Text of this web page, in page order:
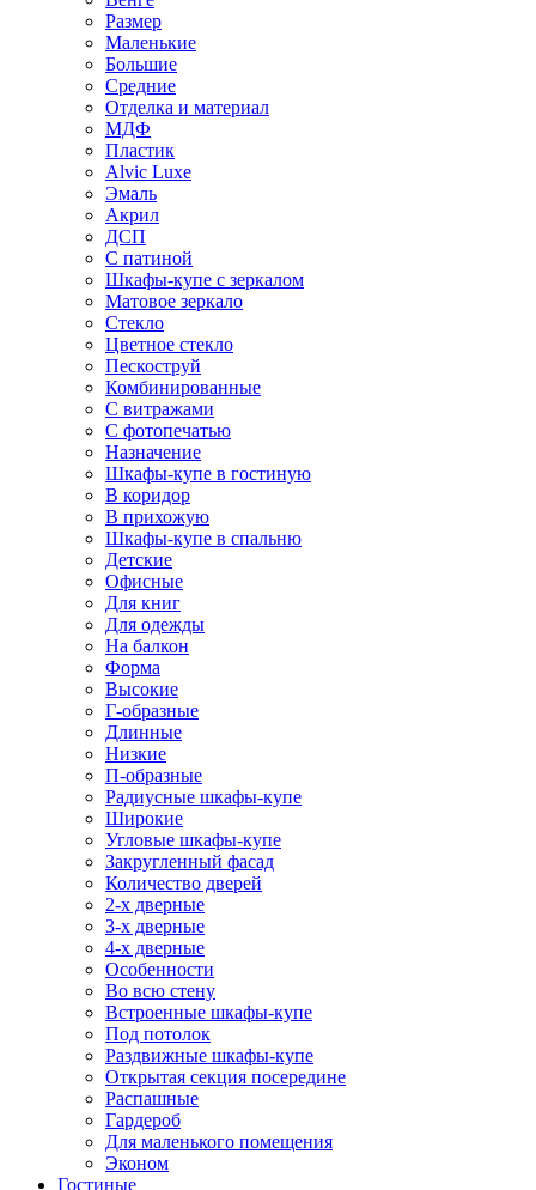
Размер
Маленькие
Большие
Средние
Отделка и материал
МДФ
Пластик
Alvic Luxe
Эмаль
Акрил
ДСП
С патиной
Шкафы-купе с зеркалом
Матовое зеркало
Стекло
Цветное стекло
Пескоструй
Комбинированные
С витражами
С фотопечатью
Назначение
Шкафы-купе в гостиную
В коридор
В прихожую
Шкафы-купе в спальню
Детские
Офисные
Для книг
Для одежды
На балкон
Форма
Высокие
Г-образные
Длинные
Низкие
П-образные
Радиусные шкафы-купе
Широкие
Угловые шкафы-купе
Закругленный фасад
Количество дверей
2-х дверные
3-х дверные
4-х дверные
Особенности
Во всю стену
Встроенные шкафы-купе
Под потолок
Раздвижные шкафы-купе
Открытая секция посередине
Распашные
Гардероб
Для маленького помещения
Эконом
Гостиные